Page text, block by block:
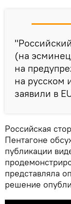
(на
на
на русском
заявили в
Российская
Пентагоне
публикации
представляла
решение